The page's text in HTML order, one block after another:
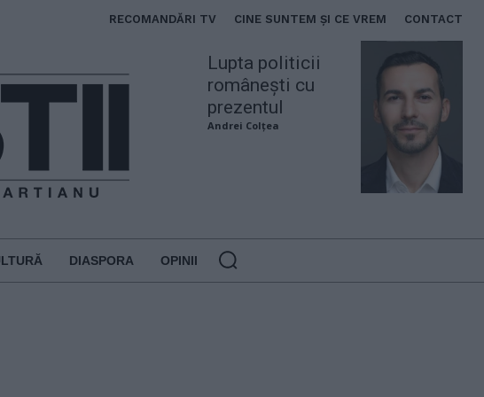
RECOMANDĂRI TV CINE SUNTEM ȘI CE VREM CONTACT
Lupta politicii
românești cu
prezentul
Andrei Colțea
DIASPORA OPINII